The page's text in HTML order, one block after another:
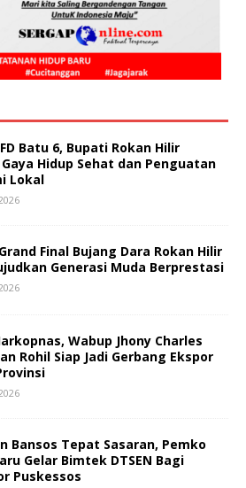
Batu 6, Bupati Rokan Hilir
Hidup Sehat dan Penguatan
Lokal
Final Bujang Dara Rokan Hilir
Generasi Muda Berprestasi
Wabup Jhony Charles
Rohil Siap Jadi Gerbang Ekspor
Bansos Tepat Sasaran, Pemko
Gelar Bimtek DTSEN Bagi
Puskessos